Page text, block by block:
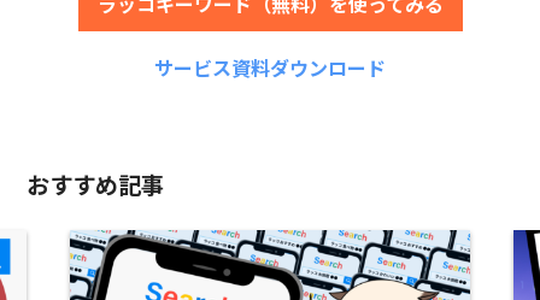
サービス資料ダウンロード
おすすめ記事